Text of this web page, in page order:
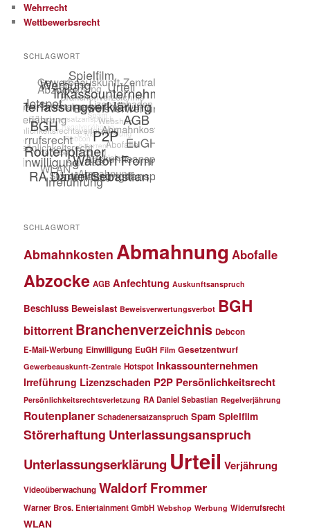
Wehrrecht
Wettbewerbsrecht
SCHLAGWORT
SCHLAGWORT
Abmahnkosten Abmahnung Abofalle
Abzocke AGB Anfechtung Auskunftsanspruch
Beschluss Beweislast Beweisverwertungsverbot BGH
bittorrent Branchenverzeichnis Debcon
E-Mail-Werbung Einwilligung EuGH Film Gesetzentwurf
Gewerbeauskunft-Zentrale Hotspot Inkassounternehmen
Irreführung Lizenzschaden P2P Persönlichkeitsrecht
Persönlichkeitsrechtsverletzung RA Daniel Sebastian Regelverjährung
Routenplaner Schadenersatzanspruch Spam Spielfilm
Störerhaftung Unterlassungsanspruch
Unterlassungserklärung Urteil Verjährung
Videoüberwachung Waldorf Frommer
Warner Bros. Entertainment GmbH Webshop Werbung Widerrufsrecht
WLAN